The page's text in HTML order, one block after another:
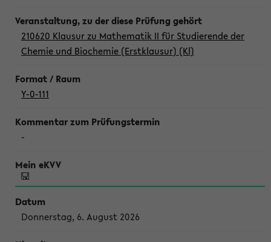
210620 Klausur zu Mathematik II für Studierende der
Chemie und Biochemie (Erstklausur) (Kl)
Y-0-111
-
Donnerstag, 6. August 2026